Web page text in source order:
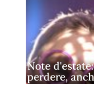
Note
perdere,